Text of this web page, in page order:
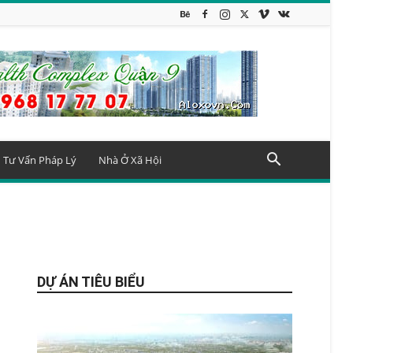
Tư Vấn Pháp Lý Nhà Ở Xã Hội
DỰ ÁN TIÊU BIỂU